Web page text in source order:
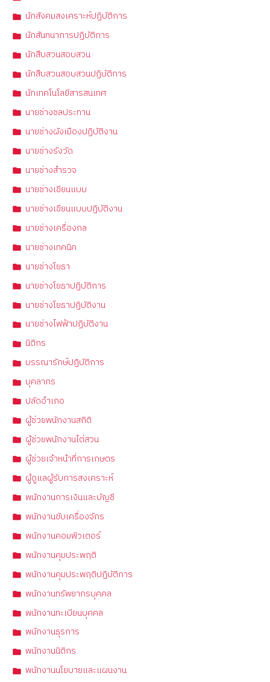
นักสังคมสงเคราะห์ปฏิบัติการ
นักสันทนาการปฏิบัติการ
นักสืบสวนสอบสวน
นักสืบสวนสอบสวนปฏิบัติการ
นักเทคโนโลยีสารสนเทศ
นายช่างชลประทาน
นายช่างผังเมืองปฏิบัติงาน
นายช่างรังวัด
นายช่างสำรวจ
นายช่างเขียนแบบ
นายช่างเขียนแบบปฏิบัติงาน
นายช่างเครื่องกล
นายช่างเทคนิค
นายช่างโยธา
นายช่างโยธาปฏิบัติการ
นายช่างโยธาปฏิบัติงาน
นายช่างไฟฟ้าปฏิบัติงาน
นิติกร
บรรณารักษ์ปฏิบัติการ
บุคลากร
ปลัดอำเภอ
ผู้ช่วยพนักงานสถิติ
ผู้ช่วยพนักงานไต่สวน
ผู้ช่วยเจ้าหน้าที่การเกษตร
ผู้ดูแลผู้รับการสงเคราะห์
พนักงานการเงินและบัญชี
พนักงานขับเครื่องจักร
พนักงานคอมพิวเตอร์
พนักงานคุมประพฤติ
พนักงานคุมประพฤติปฏิบัติการ
พนักงานทรัพยากรบุคคล
พนักงานทะเบียนบุคคล
พนักงานธุรการ
พนักงานนิติกร
พนักงานนโยบายและแผนงาน